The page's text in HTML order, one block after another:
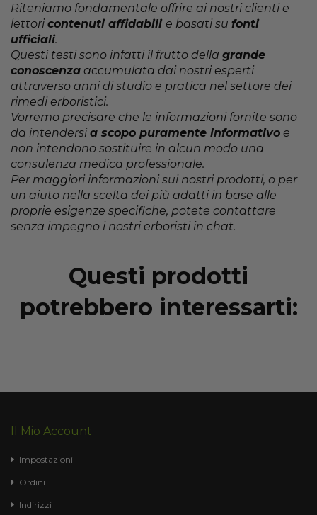
Riteniamo fondamentale offrire ai nostri clienti e
lettori contenuti affidabili e basati su fonti
ufficiali.
Questi testi sono infatti il frutto della grande
conoscenza accumulata dai nostri esperti
attraverso anni di studio e pratica nel settore dei
rimedi erboristici.
Vorremo precisare che le informazioni fornite sono
da intendersi a scopo puramente informativo e
non intendono sostituire in alcun modo una
consulenza medica professionale.
Per maggiori informazioni sui nostri prodotti, o per
un aiuto nella scelta dei più adatti in base alle
proprie esigenze specifiche, potete contattare
senza impegno i nostri erboristi in chat.
Questi prodotti
potrebbero interessarti:
Il Mio Account
Impostazioni
Ordini
Indirizzi